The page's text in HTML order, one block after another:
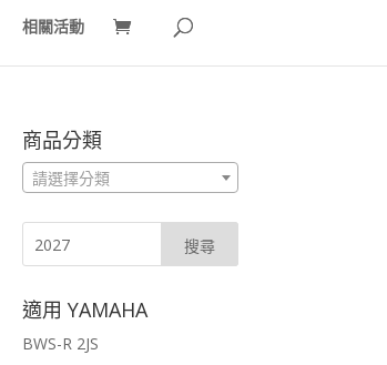
相關活動
商品分類
請選擇分類
適用 YAMAHA
BWS-R 2JS